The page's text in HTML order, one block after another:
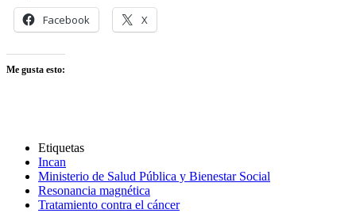
Facebook X
Me gusta esto:
Etiquetas
Incan
Ministerio de Salud Pública y Bienestar Social
Resonancia magnética
Tratamiento contra el cáncer